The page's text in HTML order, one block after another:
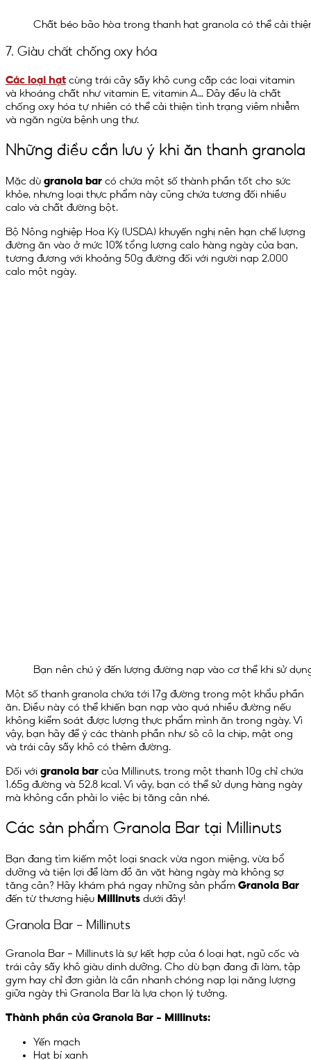
Chất béo bão hòa trong thanh hạt granola có thể cải
7. Giàu chất chống oxy hóa
Các loại hạt cùng trái cây sấy khô cung cấp các loại vitamin
và khoáng chất như vitamin E, vitamin A… Đây đều là chất
chống oxy hóa tự nhiên có thể cải thiện tình trạng viêm nhiễm
và ngăn ngừa bệnh ung thư.
Những điều cần lưu ý khi ăn thanh granola
Mặc dù granola bar có chứa một số thành phần tốt cho sức
khỏe, nhưng loại thực phẩm này cũng chứa tương đối nhiều
calo và chất đường bột.
Bộ Nông nghiệp Hoa Kỳ (USDA) khuyến nghị nên hạn chế lượng
đường ăn vào ở mức 10% tổng lượng calo hàng ngày của bạn,
tương đương với khoảng 50g đường đối với người nạp 2.000
calo một ngày.
Bạn nên chú ý đến lượng đường nạp vào cơ thể khi sử
Một số thanh granola chứa tới 17g đường trong một khẩu phần
ăn. Điều này có thể khiến bạn nạp vào quá nhiều đường nếu
không kiểm soát được lượng thực phẩm mình ăn trong ngày. Vì
vậy, bạn hãy để ý các thành phần như sô cô la chip, mật ong
và trái cây sấy khô có thêm đường.
Đối với granola bar của Millinuts, trong một thanh 10g chỉ chứa
1.65g đường và 52.8 kcal. Vì vậy, bạn có thể sử dụng hàng ngày
mà không cần phải lo việc bị tăng cân nhé.
Các sản phẩm Granola Bar tại Millinuts
Bạn đang tìm kiếm một loại snack vừa ngon miệng, vừa bổ
dưỡng và tiện lợi để làm đồ ăn vặt hàng ngày mà không sợ
tăng cân? Hãy khám phá ngay những sản phẩm Granola Bar
đến từ thương hiệu Millinuts dưới đây!
Granola Bar – Millinuts
Granola Bar – Millinuts là sự kết hợp của 6 loại hạt, ngũ cốc và
trái cây sấy khô giàu dinh dưỡng. Cho dù bạn đang đi làm, tập
gym hay chỉ đơn giản là cần nhanh chóng nạp lại năng lượng
giữa ngày thì Granola Bar là lựa chọn lý tưởng.
Thành phần của Granola Bar – Millinuts:
Yến mạch
Hạt bí xanh